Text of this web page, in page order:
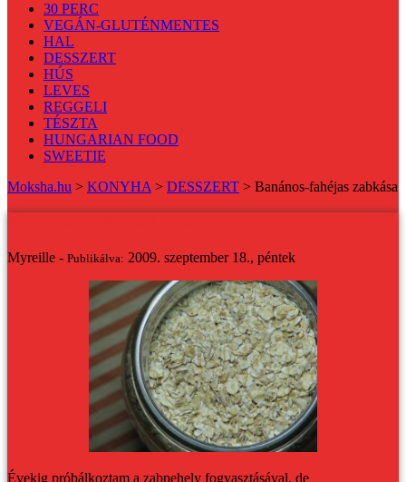
30 PERC
VEGÁN-GLUTÉNMENTES
HAL
DESSZERT
HÚS
LEVES
REGGELI
TÉSZTA
HUNGARIAN FOOD
SWEETIE
Moksha.hu > KONYHA> DESSZERT > Banános-fahéjas zabkása
Myreille - Publikálva: 2009. szeptember 18., péntek
Évekig próbálkoztam a zabpehely fogyasztásával, de